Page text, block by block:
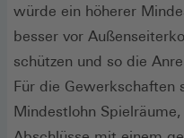
würde ein höherer
besser vor
schützen und so die
Für die Gewerkschaften
Mindestlohn